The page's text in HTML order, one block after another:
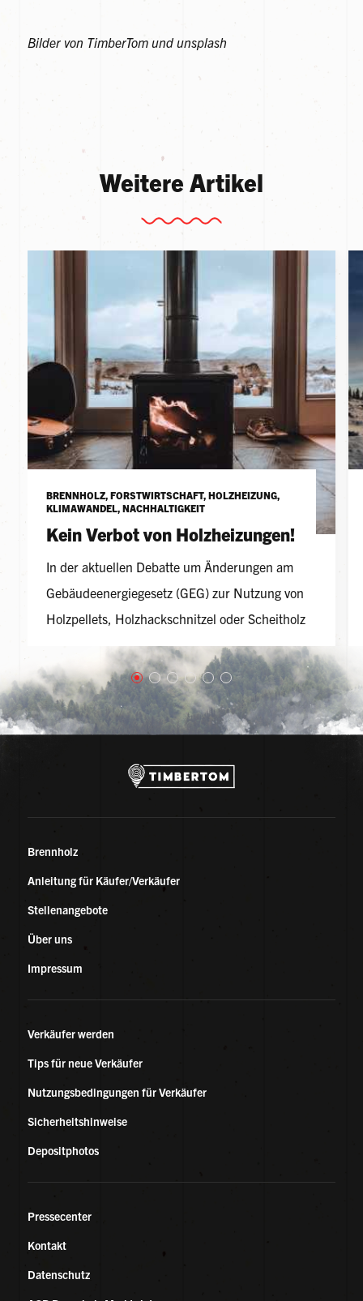
Bilder von TimberTom und unsplash
Weitere Artikel
BRENNHOLZ, FORSTWIRTSCHAFT, HOLZHEIZUNG,
KLIMAWANDEL, NACHHALTIGKEIT
Kein Verbot von Holzheizungen!
In der aktuellen Debatte um Änderungen am
Gebäudeenergiegesetz (GEG) zur Nutzung von
Holzpellets, Holzhackschnitzel oder Scheitholz
ist Bewegung gekommen. Trotzdem muss mehr
Druck gemacht werden, wenn wir weiterhin eine
sinnvolle Nutzung von Biomasse zur
Wärmeerzeugung erhalten wollen.
Brennholz
Anleitung für Käufer/Verkäufer
Stellenangebote
Über uns
Impressum
Verkäufer werden
Tips für neue Verkäufer
Nutzungsbedingungen für Verkäufer
Sicherheitshinweise
Depositphotos
Pressecenter
Kontakt
Datenschutz